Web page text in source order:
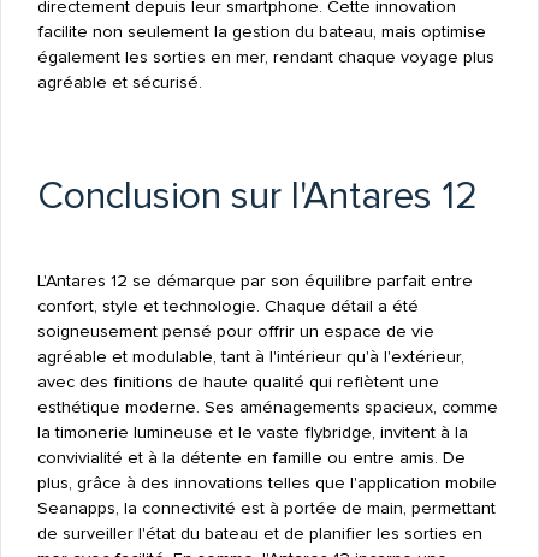
directement depuis leur smartphone. Cette innovation
facilite non seulement la gestion du bateau, mais optimise
également les sorties en mer, rendant chaque voyage plus
agréable et sécurisé.
Conclusion sur l'Antares 12
L'Antares 12 se démarque par son équilibre parfait entre
confort, style et technologie. Chaque détail a été
soigneusement pensé pour offrir un espace de vie
agréable et modulable, tant à l'intérieur qu'à l'extérieur,
avec des finitions de haute qualité qui reflètent une
esthétique moderne. Ses aménagements spacieux, comme
la timonerie lumineuse et le vaste flybridge, invitent à la
convivialité et à la détente en famille ou entre amis. De
plus, grâce à des innovations telles que l'application mobile
Seanapps, la connectivité est à portée de main, permettant
de surveiller l'état du bateau et de planifier les sorties en